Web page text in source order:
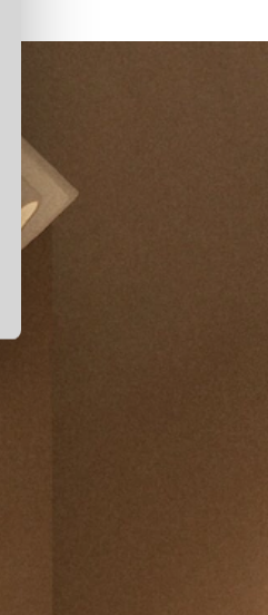
Dessutom finns det
ska monteras i tak, på
med fokus på estetik.
stilrent i olika
eller ett mer
rätt atmosfär.
Oavsett om det handlar om
TILLBEHÖR